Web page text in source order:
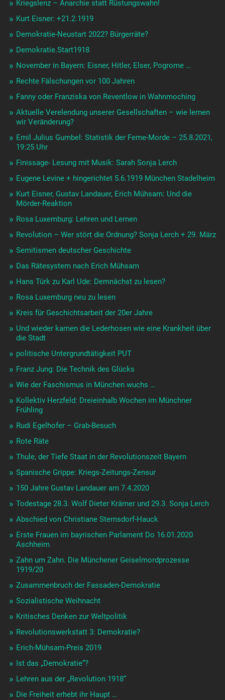
Kriegslenz – Anarchie statt Rüstungswahn!
Kurt Eisner: +21.2.1919
Demokratie-Neustart 2022? Bürgerräte?
Demokratie.Start1918
November in Bayern: Eisner, Hitler, Elser, Pogrome …
Rechte Fälschungen vor 100 Jahren
Fanny oder Franziska von Reventlow in Wahnmoching
Aktuelle Verelendung unserer Gesellschaften – wie lernen
wir Veränderung?
Emil Julius Gumbel: Statistik der Feme-Morde – 25.8.2021,
19:25 Uhr
Finissage- Lesung mit Musik: Sarah Sonja Lerch
Eugene Levine + hingerichtet 5.6.1919 München Stadelheim
Kurt Eisner, Gustav Landauer, Erich Mühsam: Und die
Mörder-Reaktion
Rosa Luxemburg: Lehren und Lernen
Revolution – Wer stört die Ordnung? Sonja Lerch + 29. März
Semitismen deutscher Geschichte
Das Rätesystem nach Erich Mühsam
Hans Türk zu Karl Ude: Demnächst zu lesen?
Rosa Luxemburg neu zu lesen
Kreis für Geschichtsarbeit der 20er Jahre
Und wieder kamen die Lederhosen wie eine Krankheit über
die Stadt
politische Untergrundtätigkeit PUT
Franz Jung: Die Technik des Glücks
Wie der Faschismus in München wuchs …
Kollektiv Herzfeld: Dreieinhalb Wochen im Münchner
Frühling
Rudi Egelhofer – Grab-Besuch
Rote Räte
Thule, der Tiefe Staat in der Revolutionszeit Bayern
Spanische Grippe: Kriegs-Zeitungs-Zensur
150 Jahre Gustav Landauer am 7.4.2020
Todestage 28.3. Wolf Dieter Krämer und 29.3. Sonja Lerch
Abschied von Christiane Sternsdorf-Hauck
Erste Frauen im bayrischen Parlament Do 16.01.2020
Aschheim
Zahn um Zahn. Die Münchener Geiselmordprozesse
1919/20
Zusammenbruch der Fassaden-Demokratie
Sozialistische Weihnacht
Kritisches Denken zur Weltpolitik
Revolutionswerkstatt 3: Demokratie?
Erich-Mühsam-Preis 2019
Ist das „Demokratie“?
Lehren aus der „Revolution 1918“
Die Freiheit erhebt ihr Haupt …